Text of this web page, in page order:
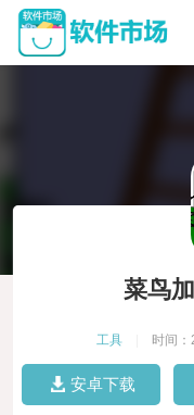
菜鸟
工具 时间
安卓下载